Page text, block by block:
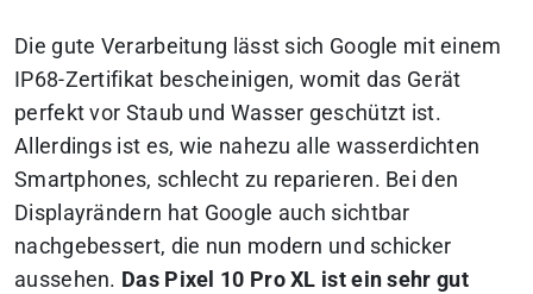
Die gute Verarbeitung lässt sich Google mit einem
IP68-Zertifikat bescheinigen, womit das Gerät
perfekt vor Staub und Wasser geschützt ist.
Allerdings ist es, wie nahezu alle wasserdichten
Smartphones, schlecht zu reparieren. Bei den
Displayrändern hat Google auch sichtbar
nachgebessert, die nun modern und schicker
aussehen. Das Pixel 10 Pro XL ist ein sehr gut